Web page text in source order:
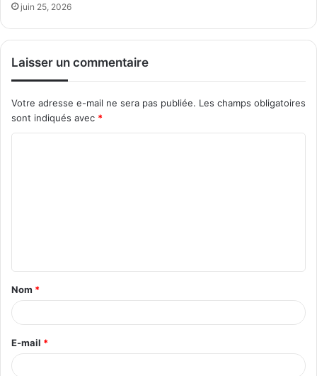
juin 25, 2026
Laisser un commentaire
Votre adresse e-mail ne sera pas publiée. Les champs obligatoires
sont indiqués avec *
t
a
e
Nom *
E-mail *